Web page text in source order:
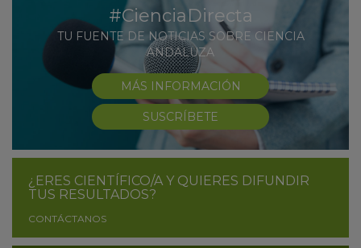
#CienciaDirecta
TU FUENTE DE NOTICIAS SOBRE CIENCIA
ANDALUZA
MÁS INFORMACIÓN
SUSCRÍBETE
¿ERES CIENTÍFICO/A Y QUIERES DIFUNDIR
TUS RESULTADOS?
CONTÁCTANOS